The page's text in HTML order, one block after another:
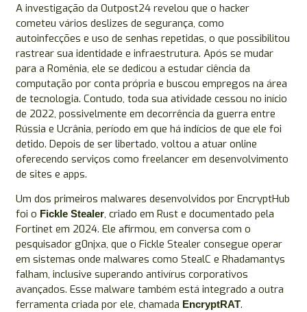
A investigação da Outpost24 revelou que o hacker
cometeu vários deslizes de segurança, como
autoinfecções e uso de senhas repetidas, o que possibilitou
rastrear sua identidade e infraestrutura. Após se mudar
para a Romênia, ele se dedicou a estudar ciência da
computação por conta própria e buscou empregos na área
de tecnologia. Contudo, toda sua atividade cessou no início
de 2022, possivelmente em decorrência da guerra entre
Rússia e Ucrânia, período em que há indícios de que ele foi
detido. Depois de ser libertado, voltou a atuar online
oferecendo serviços como freelancer em desenvolvimento
de sites e apps.
Um dos primeiros malwares desenvolvidos por EncryptHub
foi o Fickle Stealer, criado em Rust e documentado pela
Fortinet em 2024. Ele afirmou, em conversa com o
pesquisador g0njxa, que o Fickle Stealer consegue operar
em sistemas onde malwares como StealC e Rhadamantys
falham, inclusive superando antivírus corporativos
avançados. Esse malware também está integrado a outra
ferramenta criada por ele, chamada EncryptRAT.